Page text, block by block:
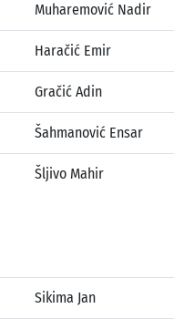
Muharemović Nadir
Haračić Emir
Gračić Adin
Šahmanović Ensar
Šljivo Mahir
Sikima Jan